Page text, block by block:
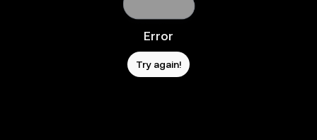
Error
Try again!